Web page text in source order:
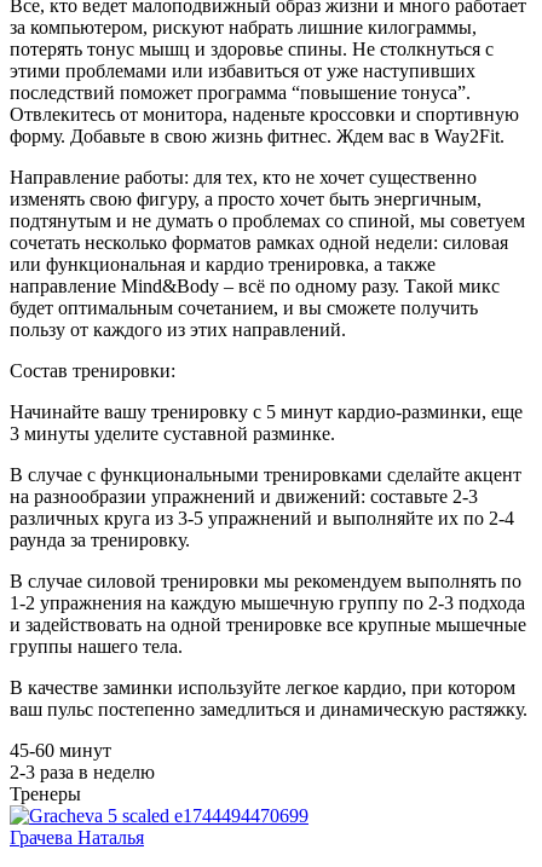
Все, кто ведет малоподвижный образ жизни и много работает
за компьютером, рискуют набрать лишние килограммы,
потерять тонус мышц и здоровье спины. Не столкнуться с
этими проблемами или избавиться от уже наступивших
последствий поможет программа “повышение тонуса”.
Отвлекитесь от монитора, наденьте кроссовки и спортивную
форму. Добавьте в свою жизнь фитнес. Ждем вас в Way2Fit.
Направление работы: для тех, кто не хочет существенно
изменять свою фигуру, а просто хочет быть энергичным,
подтянутым и не думать о проблемах со спиной, мы советуем
сочетать несколько форматов рамках одной недели: силовая
или функциональная и кардио тренировка, а также
направление Mind&Body – всё по одному разу. Такой микс
будет оптимальным сочетанием, и вы сможете получить
пользу от каждого из этих направлений.
Состав тренировки:
Начинайте вашу тренировку с 5 минут кардио-разминки, еще
3 минуты уделите суставной разминке.
В случае с функциональными тренировками сделайте акцент
на разнообразии упражнений и движений: составьте 2-3
различных круга из 3-5 упражнений и выполняйте их по 2-4
раунда за тренировку.
В случае силовой тренировки мы рекомендуем выполнять по
1-2 упражнения на каждую мышечную группу по 2-3 подхода
и задействовать на одной тренировке все крупные мышечные
группы нашего тела.
В качестве заминки используйте легкое кардио, при котором
ваш пульс постепенно замедлиться и динамическую растяжку.
45-60 минут
2-3 раза в неделю
Тренеры
Грачева Наталья